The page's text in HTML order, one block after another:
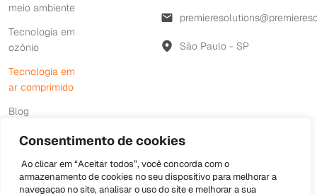
Consentimento de cookies
Ao clicar em “Aceitar todos”, você concorda com o
armazenamento de cookies no seu dispositivo para melhorar a
navegaçao no site, analisar o uso do site e melhorar a sua
meio ambiente
Tecnologia em
ozônio
Tecnologia em
ar comprimido
Blog
Contato
São Paulo - SP
©2026Todos Direitos Reservados